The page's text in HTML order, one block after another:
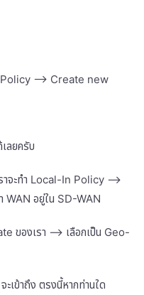
–> Create new
ลยครับ
จะทำ Local-In Policy –>
WAN อยู่ใน SD-WAN
ของเรา –> เลือกเป็น Geo-
เข้าถึง ตรงนี้หากท่านใด